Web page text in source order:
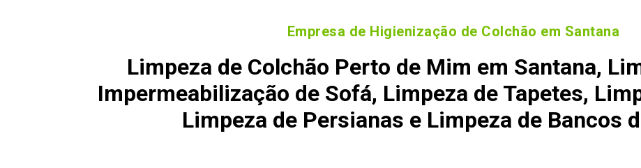
Empresa de Higienização de Colchão em Santana
Limpeza de Colchão Perto de Mim em Santana,
Impermeabilização de Sofá, Limpeza de Tapetes,
Limpeza de Persianas e Limpeza de Bancos